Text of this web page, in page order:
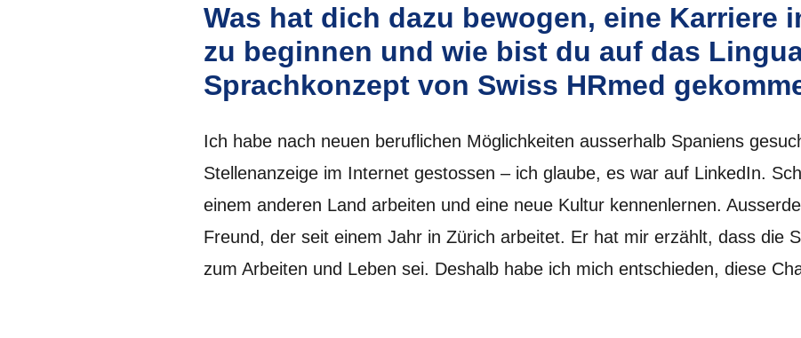
Was hat dich dazu bewogen, eine Karriere
zu beginnen und wie bist du auf das
Sprachkonzept von Swiss HRmed
Ich habe nach neuen beruflichen Möglichkeiten ausserhalb Spaniens
Stellenanzeige im Internet gestossen – ich glaube, es war auf LinkedIn.
einem anderen Land arbeiten und eine neue Kultur kennenlernen.
Freund, der seit einem Jahr in Zürich arbeitet. Er hat mir erzählt, dass die
zum Arbeiten und Leben sei. Deshalb habe ich mich entschieden, diese